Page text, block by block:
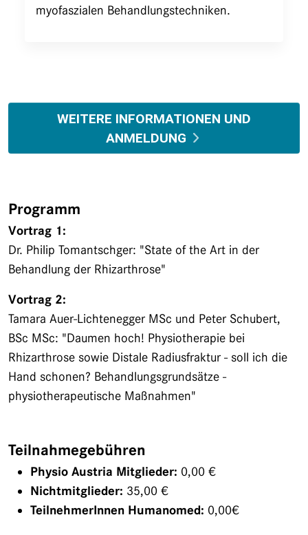
myofaszialen Behandlungstechniken.
WEITERE INFORMATIONEN UND
ANMELDUNG
Programm
Vortrag 1:
Dr. Philip Tomantschger: "State of the Art in der
Behandlung der Rhizarthrose"
Vortrag 2:
Tamara Auer-Lichtenegger MSc und Peter Schubert,
BSc MSc: "Daumen hoch! Physiotherapie bei
Rhizarthrose sowie Distale Radiusfraktur - soll ich die
Hand schonen? Behandlungsgrundsätze -
physiotherapeutische Maßnahmen"
Teilnahmegebühren
Physio Austria Mitglieder: 0,00 €
Nichtmitglieder: 35,00 €
TeilnehmerInnen Humanomed: 0,00€